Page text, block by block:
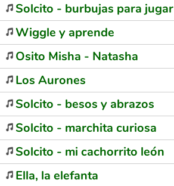
Solcito - burbujas para jugar
Wiggle y aprende
Osito Misha - Natasha
Los Aurones
Solcito - besos y abrazos
Solcito - marchita curiosa
Solcito - mi cachorrito león
Ella, la elefanta